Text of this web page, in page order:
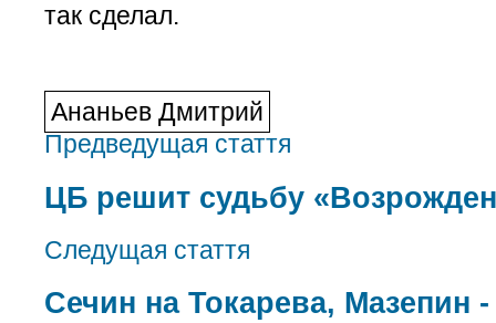
так сделал.
Ананьев Дмитрий
Предведущая стаття
ЦБ решит судьбу
Следущая стаття
Сечин на Токарева, Мазепин